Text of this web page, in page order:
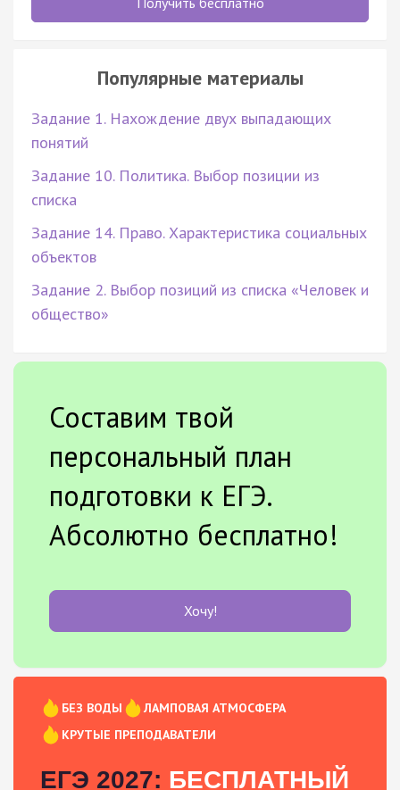
Популярные материалы
Задание 1. Нахождение двух выпадающих
понятий
Задание 10. Политика. Выбор позиции из
списка
Задание 14. Право. Характеристика социальных
объектов
Задание 2. Выбор позиций из списка «Человек и
общество»
Составим твой
персональный план
подготовки к ЕГЭ.
Абсолютно бесплатно!
Хочу!
БЕЗ ВОДЫ
ЛАМПОВАЯ АТМОСФЕРА
КРУТЫЕ ПРЕПОДАВАТЕЛИ
ЕГЭ 2027: БЕСПЛАТНЫЙ